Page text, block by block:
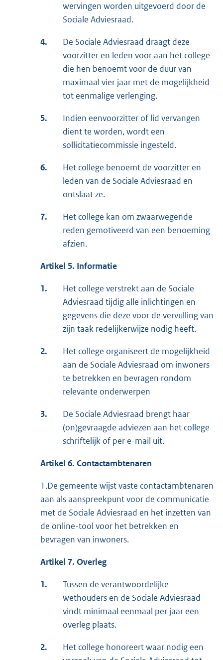
wervingen worden uitgevoerd door de
Sociale Adviesraad.
4.
De Sociale Adviesraad draagt deze
voorzitter en leden voor aan het college
die hen benoemt voor de duur van
maximaal vier jaar met de mogelijkheid
tot eenmalige verlenging.
5.
Indien eenvoorzitter of lid vervangen
dient te worden, wordt een
sollicitatiecommissie ingesteld.
6.
Het college benoemt de voorzitter en
leden van de Sociale Adviesraad en
ontslaat ze.
7.
Het college kan om zwaarwegende
reden gemotiveerd van een benoeming
afzien.
Artikel 5. Informatie
1.
Het college verstrekt aan de Sociale
Adviesraad tijdig alle inlichtingen en
gegevens die deze voor de vervulling van
zijn taak redelijkerwijze nodig heeft.
2.
Het college organiseert de mogelijkheid
aan de Sociale Adviesraad om inwoners
te betrekken en bevragen rondom
relevante onderwerpen
3.
De Sociale Adviesraad brengt haar
(on)gevraagde adviezen aan het college
schriftelijk of per e-mail uit.
Artikel 6. Contactambtenaren
1.De gemeente wijst vaste contactambtenaren
aan als aanspreekpunt voor de communicatie
met de Sociale Adviesraad en het inzetten van
de online-tool voor het betrekken en
bevragen van inwoners.
Artikel 7. Overleg
1.
Tussen de verantwoordelijke
wethouders en de Sociale Adviesraad
vindt minimaal eenmaal per jaar een
overleg plaats.
2.
Het college honoreert waar nodig een